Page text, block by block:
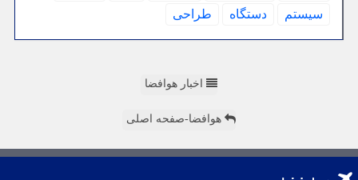
سیستم
دستگاه طراحی
اخبار هوافضا
هوافضا-صفحه اصلی